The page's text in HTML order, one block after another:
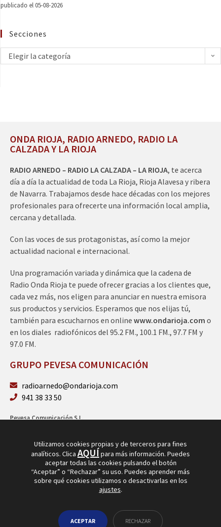
publicado el 05-08-2026
Secciones
Elegir la categoría
ONDA RIOJA, RADIO ARNEDO, RADIO LA
CALZADA Y LA RIOJA
RADIO ARNEDO – RADIO LA CALZADA – LA RIOJA, te acerca
día a día la actualidad de toda La Rioja, Rioja Alavesa y ribera
de Navarra. Trabajamos desde hace décadas con los mejores
profesionales para ofrecerte una información local amplia,
cercana y detallada.
Con las voces de sus protagonistas, así como la mejor
actualidad nacional e internacional.
Una programación variada y dinámica que la cadena de
Radio Onda Rioja te puede ofrecer gracias a los clientes que,
cada vez más, nos eligen para anunciar en nuestra emisora
sus productos y servicios. Esperamos que nos elijas tú,
también para escucharnos en online www.ondarioja.com o
en los diales radiofónicos del 95.2 FM., 100.1 FM., 97.7 FM y
97.0 FM.
GRUPO PEVESA COMUNICACIÓN
radioarnedo@ondarioja.com
941 38 33 50
Pevesa Comunicación S.L.
Utilizamos cookies propias y de terceros para fines
analíticos. Clica AQUÍpara más información. Puedes
aceptar todas las cookies pulsando el botón
“Aceptar” o “Rechazar” su uso. Puedes aprender más
sobre qué cookies utilizamos o desactivarlas en los
ajustes.
ACEPTAR RECHAZAR